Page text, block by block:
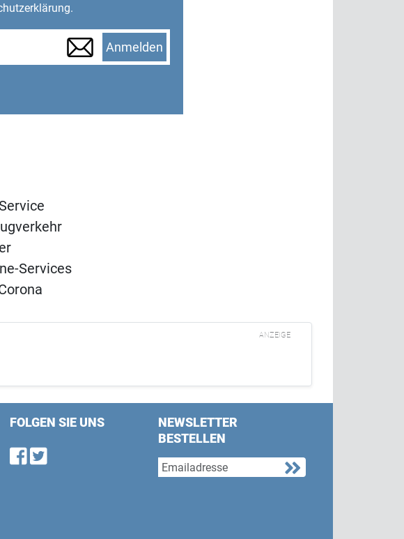
Anmelden
Services
ANZEIGE
FOLGEN SIE UNS
Find us on Facebook
Follow us on Twitter
NEWSLETTER
BESTELLEN